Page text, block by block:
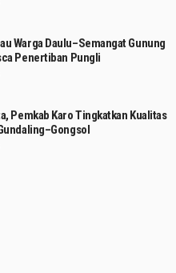
Warga Daulu–Semangat Gunung
Penertiban Pungli
Pemkab Karo Tingkatkan Kualitas